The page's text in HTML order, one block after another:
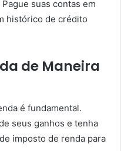
suas contas em
histórico de crédito
de Maneira
é fundamental.
seus ganhos e tenha
imposto de renda para